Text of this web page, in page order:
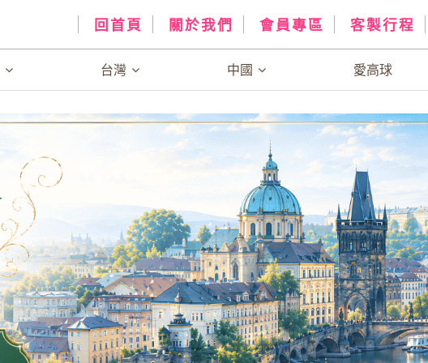
回首頁 關於我們 會員專區 客製行程
台灣 中國 愛高球